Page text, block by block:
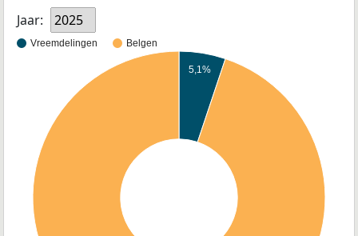
Jaar: 2025
Vreemdelingen Belgen
5,1%